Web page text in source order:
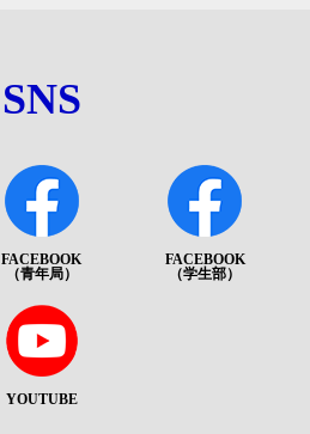
SNS
FACEBOOK
（青年局）
FACEBOOK
（学生部）
YOUTUBE